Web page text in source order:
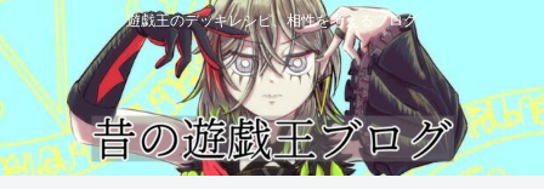
遊戯王のデッキレシピ、相性を考えるブログ